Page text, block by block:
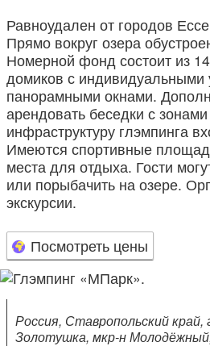
Равноудален от городов
Прямо вокруг озера
Номерной фонд состоит из
домиков с индивидуальными
панорамными окнами.
арендовать беседки с
инфраструктуру глэмпинга
Имеются спортивные
места для отдыха. Гости
или порыбачить на озере.
экскурсии.
Посмотреть цены
Россия, Ставропольский край,
Золотушка, мкр-н